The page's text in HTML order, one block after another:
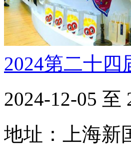
2024第二十
2024-12-05 至
地址：上海新